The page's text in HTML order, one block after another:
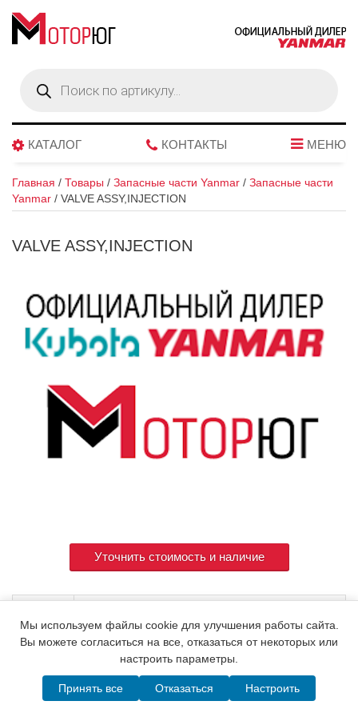
товаров
КАТАЛОГ КОНТАКТЫ МЕНЮ
Главная / Товары / Запасные части Yanmar / Запасные части
Yanmar / VALVE ASSY,INJECTION
VALVE ASSY,INJECTION
Уточнить стоимость и наличие
© 2015. Все права защищены.Мотор-Юг
Написать в MAX Telegram WhatsApp Позвонить
Мы используем файлы cookie для улучшения работы сайта.
Вы можете согласиться на все, отказаться от некоторых или
настроить параметры.
Принять все Отказаться Настроить